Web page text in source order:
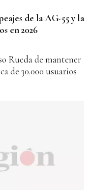
de la AG-55 y la
en 2026
Rueda de mantener
de 30.000 usuarios